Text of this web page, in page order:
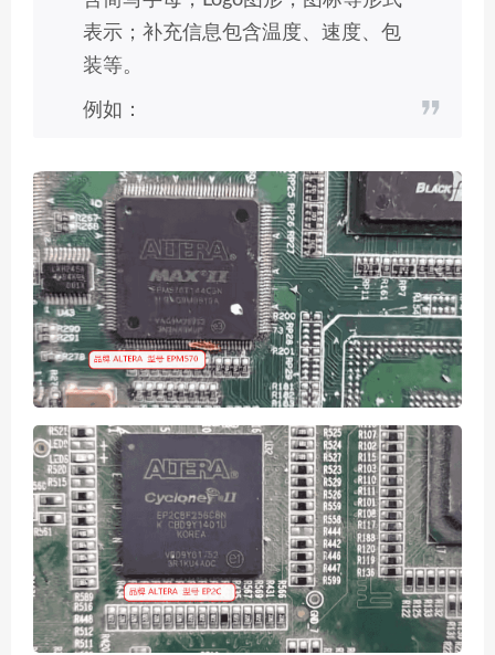
表示；补充信息包含温度、速度、包
装等。
例如：